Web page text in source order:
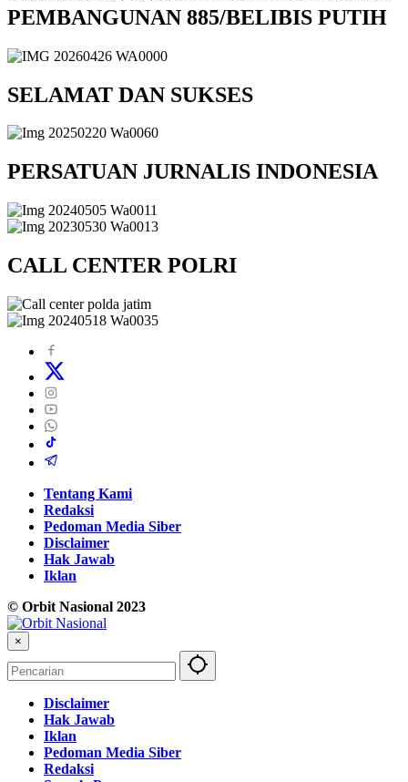
PEMBANGUNAN 885/BELIBIS PUTIH
SELAMAT DAN SUKSES
PERSATUAN JURNALIS INDONESIA
CALL CENTER POLRI
Tentang Kami
Redaksi
Pedoman Media Siber
Disclaimer
Hak Jawab
Iklan
© Orbit Nasional 2023
×
Disclaimer
Hak Jawab
Iklan
Pedoman Media Siber
Redaksi